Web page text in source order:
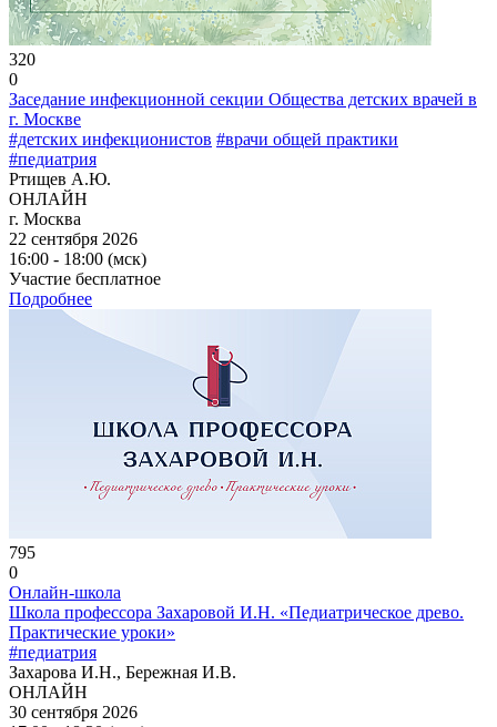
320
0
Заседание инфекционной секции Общества детских врачей в
г. Москве
#детских инфекционистов #врачи общей практики
#педиатрия
Ртищев А.Ю.
ОНЛАЙН
г. Москва
22 сентября 2026
16:00 - 18:00 (мск)
Участие бесплатное
Подробнее
795
0
Онлайн-школа
Школа профессора Захаровой И.Н. «Педиатрическое древо.
Практические уроки»
#педиатрия
Захарова И.Н., Бережная И.В.
ОНЛАЙН
30 сентября 2026